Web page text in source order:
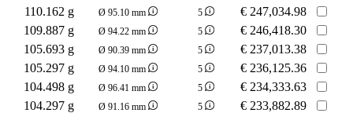
110.162 g
Ø 95.10 mm 5 € 247,034.98
109.887 g
Ø 94.22 mm 5 € 246,418.30
105.693 g
Ø 90.39 mm 5 € 237,013.38
105.297 g
Ø 94.10 mm 5 € 236,125.36
104.498 g
Ø 96.41 mm 5 € 234,333.63
104.297 g
Ø 91.16 mm 5 € 233,882.89